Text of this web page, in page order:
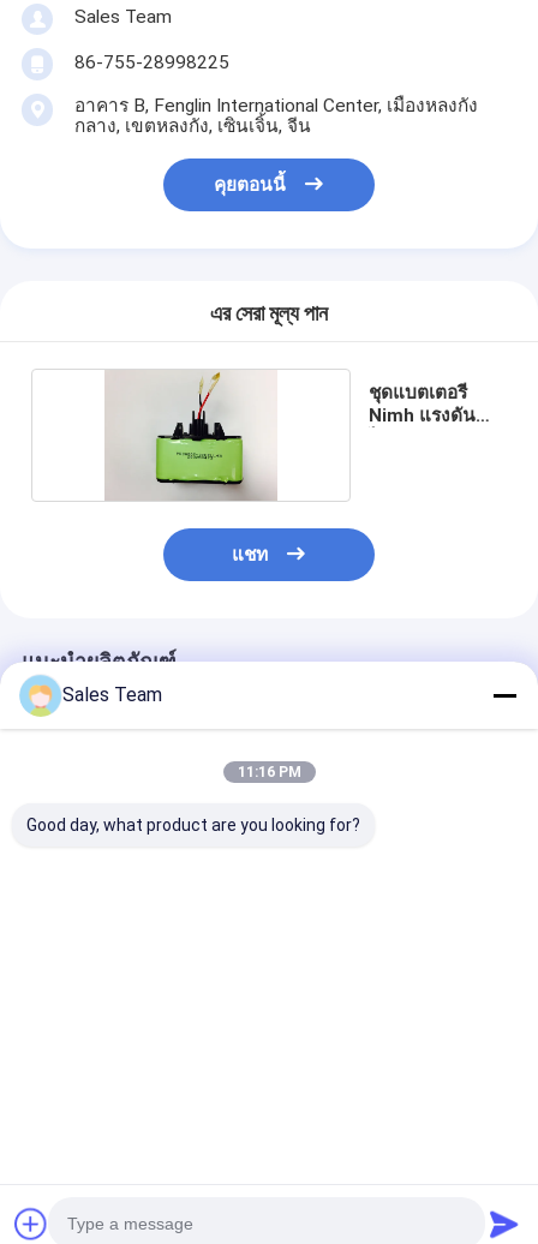
Sales Team
86-755-28998225
อาคาร B, Fenglin International Center, เมืองหลงกัง
กลาง, เขตหลงกัง, เซินเจิ้น, จีน
คุยตอนนี้
এর সেরা মূল্য পান
ชุดแบตเตอรี่
Nimh แรงดัน
แชท
แนะนำผลิตภัณฑ์
Sales Team
11:16 PM
Good day, what product are you looking for?